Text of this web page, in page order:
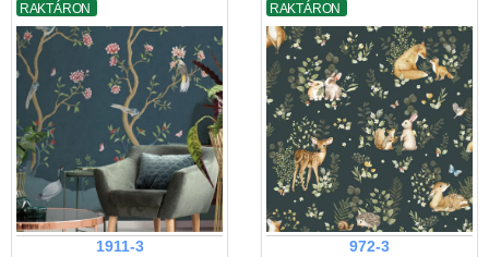
RAKTÁRON
1911-3
RAKTÁRON
972-3